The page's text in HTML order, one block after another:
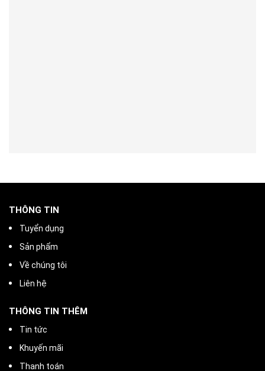
THÔNG TIN
Tuyển dụng
Sản phẩm
Về chúng tôi
Liên hệ
THÔNG TIN THÊM
Tin tức
Khuyến mãi
Thanh toán